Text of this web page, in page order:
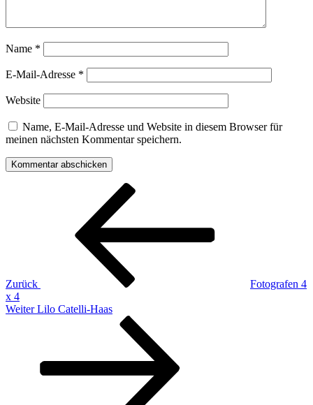
Name *
E-Mail-Adresse *
Website
Name, E-Mail-Adresse und Website in diesem Browser für
meinen nächsten Kommentar speichern.
Beitragsnavigation
Zurück
Fotografen 4
x 4
Nächster
Weiter Lilo Catelli-Haas